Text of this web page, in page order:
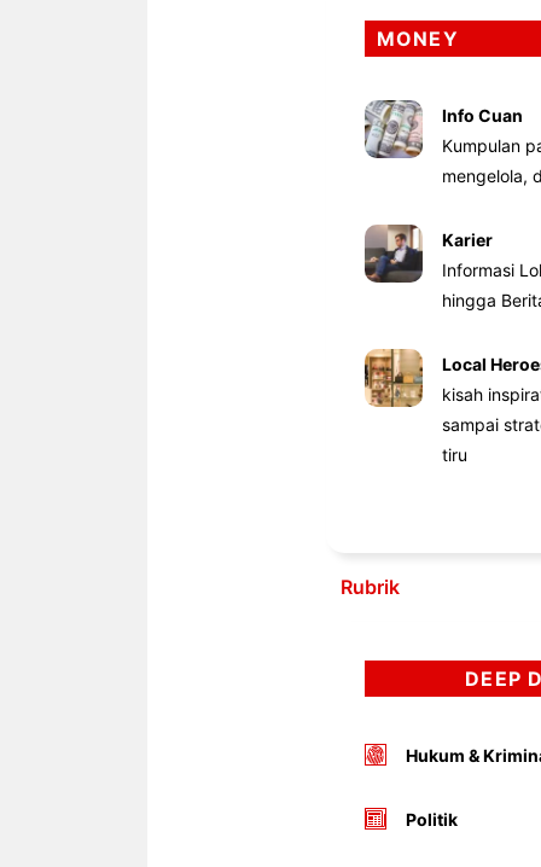
MONEY
Info Cuan
Kumpulan
mengelola,
Karier
Informasi
hingga
Local
kisah
sampai
tiru
Rubrik
DEEP
Hukum &
Politik